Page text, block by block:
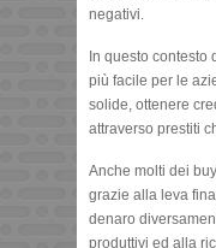
negativi.
In questo contesto
più facile per le
solide, ottenere
attraverso prestiti
Anche molti dei
grazie alla leva
denaro
produttivi ed alla